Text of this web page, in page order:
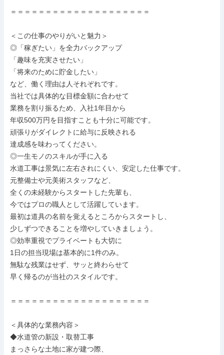
＝＝＝＝＝＝＝＝＝＝＝＝＝＝＝＝＝＝＝＝
＜この仕事のやりがいと魅力＞
◎「稼ぎたい」を全力バックアップ
「趣味を充実させたい」
「将来のために貯金したい」
など、働く理由は人それぞれです。
当社では具体的な目標金額に合わせて
業務を割り振るため、入社1年目から
年収500万円を目指すことも十分に可能です。
頑張りがダイレクトに給与に反映される
達成感を味わってください。
◎一生モノのスキルが手に入る
水道工事は景気に左右されにくい、安定した仕事です。
元整備士や元美術スタッフなど、
全くの未経験からスタートした先輩も、
今ではプロの職人として活躍しています。
最初は道具の名前を覚えるところからスタートし、
少しずつできることを増やしていきましょう。
◎効率重視でプライベートも大切に
1日の担当現場は基本的に1件のみ。
無駄な残業はせず、サッと終わらせて
早く帰るのが当社のスタイルです。
＝＝＝＝＝＝＝＝＝＝＝＝＝＝＝＝＝＝＝＝
＜具体的な業務内容＞
◆水道管の新設・取替工事
まっさらな土地に家が建つ際、